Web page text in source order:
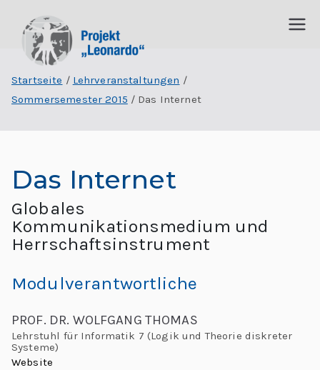
r
e
k
t
„
L
zi
li
n
r
L
Startseite
Lehrveranstaltungen
Sommersemester 2015
Das Internet
Das Internet
Globales
Kommunikationsmedium und
Herrschaftsinstrument
Modulverantwortliche
PROF. DR. WOLFGANG THOMAS
Lehrstuhl für Informatik 7 (Logik und Theorie diskreter
Systeme)
Website